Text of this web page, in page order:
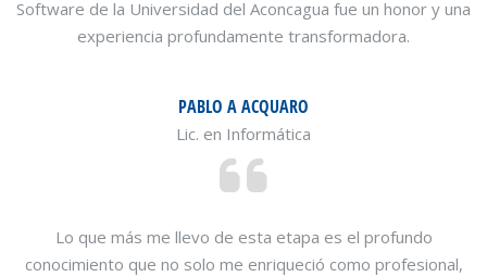
Software de la Universidad del Aconcagua fue un honor y una
experiencia profundamente transformadora.
PABLO A ACQUARO
Lic. en Informática
Lo que más me llevo de esta etapa es el profundo
conocimiento que no solo me enriqueció como profesional,